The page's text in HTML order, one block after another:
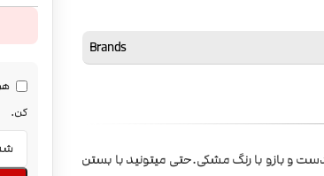
Brands
و بازو با رنگ مشکی.حتی میتونید با بستن
کن.